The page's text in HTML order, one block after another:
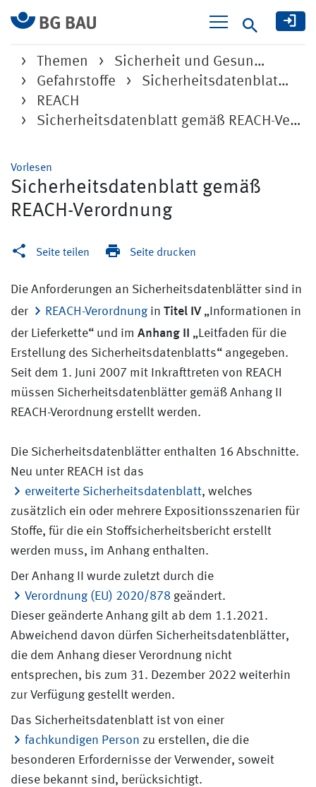
Suche
Themen
Sicherheit und Gesun…
Gefahrstoffe
Sicherheitsdatenblat…
REACH
Sicherheitsdatenblatt gemäß REACH-Verordnung
Vorlesen
Sicherheitsdatenblatt gemäß
REACH-Verordnung
Seite teilen Seite drucken
Die Anforderungen an Sicherheitsdatenblätter sind in
der
REACH-Verordnung in Titel IV„Informationen in
der Lieferkette“ und im Anhang II „Leitfaden für die
Erstellung des Sicherheitsdatenblatts“ angegeben.
Seit dem 1. Juni 2007 mit Inkrafttreten von REACH
müssen Sicherheitsdatenblätter gemäß Anhang II
REACH-Verordnung erstellt werden.
Die Sicherheitsdatenblätter enthalten 16 Abschnitte.
Neu unter REACH ist das
erweiterte Sicherheitsdatenblatt, welches
zusätzlich ein oder mehrere Expositionsszenarien für
Stoffe, für die ein Stoffsicherheitsbericht erstellt
werden muss, im Anhang enthalten.
Der Anhang II wurde zuletzt durch die
Verordnung (EU) 2020/878 geändert.
Dieser geänderte Anhang gilt ab dem 1.1.2021.
Abweichend davon dürfen Sicherheitsdatenblätter,
die dem Anhang dieser Verordnung nicht
entsprechen, bis zum 31. Dezember 2022 weiterhin
zur Verfügung gestellt werden.
Das Sicherheitsdatenblatt ist von einer
fachkundigen Person zu erstellen, die die
besonderen Erfordernisse der Verwender, soweit
diese bekannt sind, berücksichtigt.